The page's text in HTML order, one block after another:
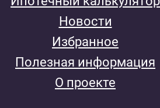
Новости
Избранное
Полезная информация
О проекте